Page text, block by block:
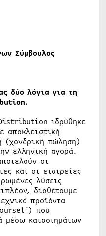
Σύμβουλος
δύο λόγια για τη
.
ιδρύθηκε
αποκλειστική
(χονδρική πώληση)
ελληνική αγορά.
οι
και οι εταιρείες
λύσεις
διαθέτουμε
προϊόντα
που
μέσω καταστημάτων